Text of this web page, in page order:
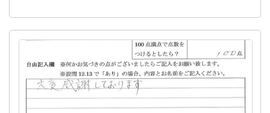
敬具